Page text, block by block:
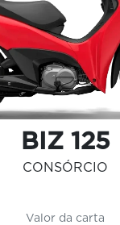
BIZ 125
CONSÓRCIO
Valor da carta